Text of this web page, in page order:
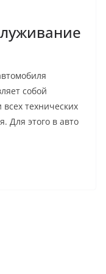
собой
технических
Для этого в авто